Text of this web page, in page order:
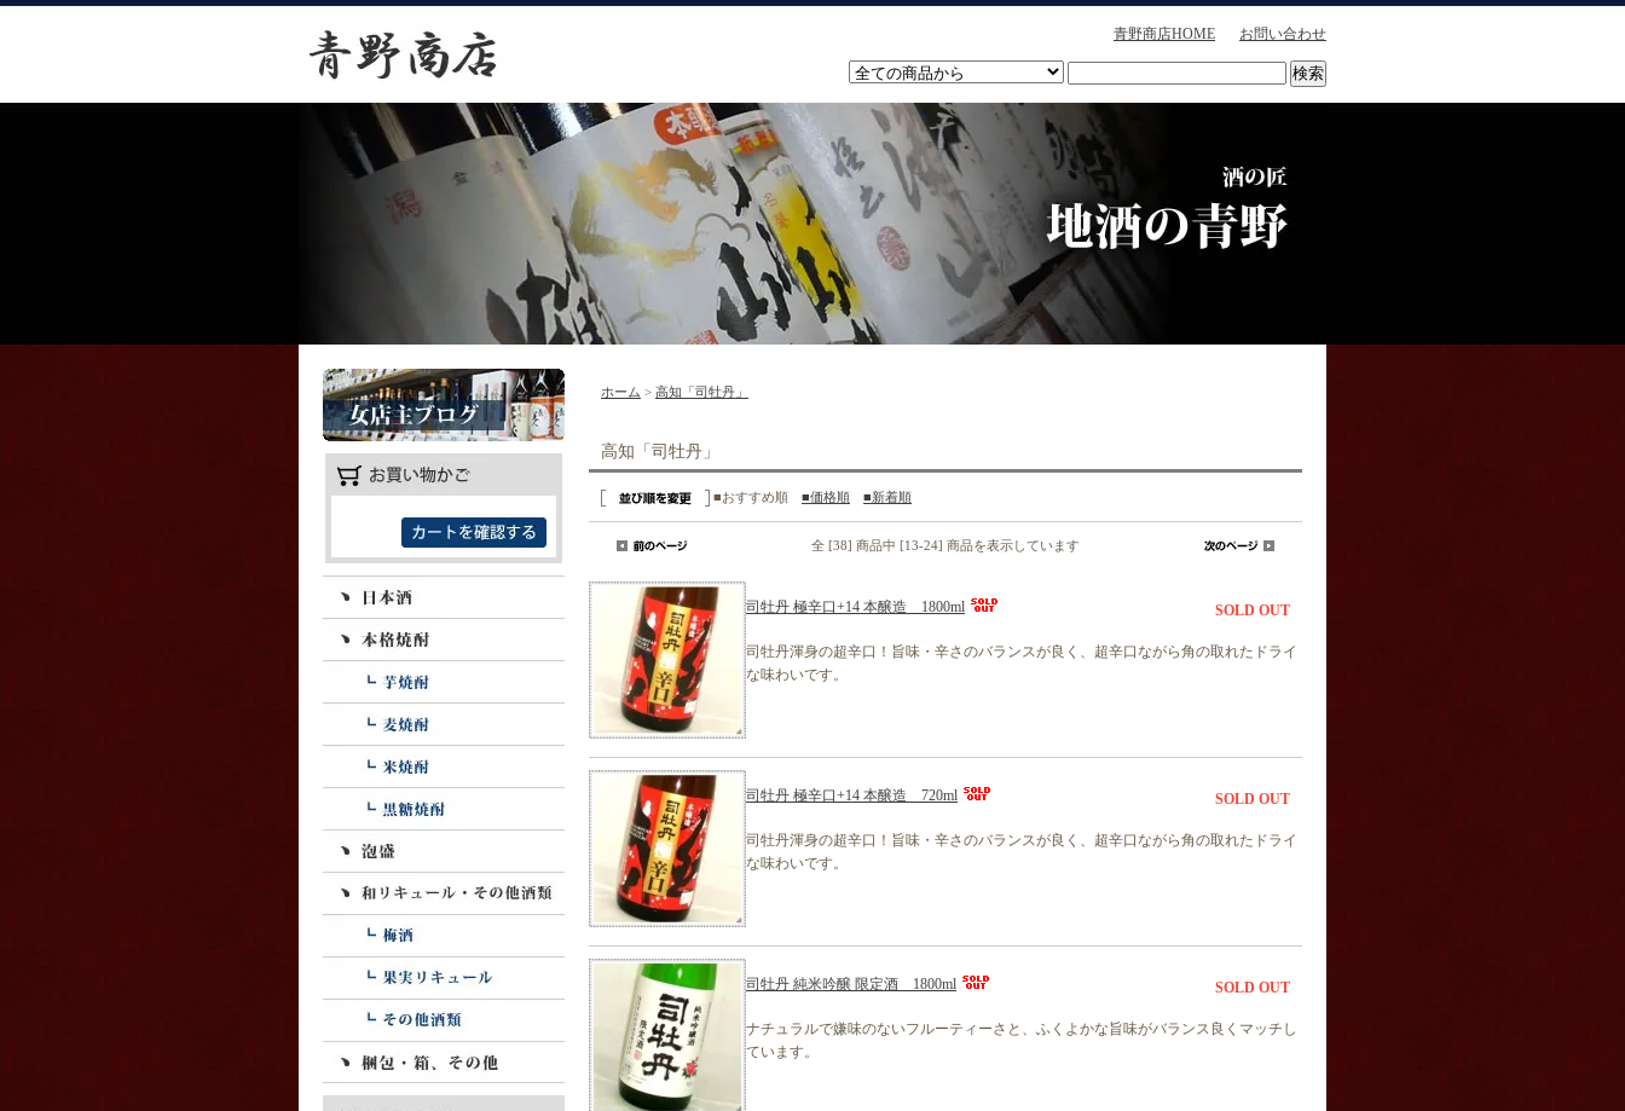
青野商店HOME お問い合わせ
ホーム > 高知「司牡丹」
高知「司牡丹」
■おすすめ順 ■価格順 ■新着順
全 [38] 商品中 [13-24] 商品を表示しています
司牡丹 極辛口+14 本醸造 1800ml SOLD OUT
司牡丹渾身の超辛口！旨味・辛さのバランスが良く、超辛口ながら角の取れたドライ
な味わいです。
司牡丹 極辛口+14 本醸造 720ml SOLD OUT
司牡丹渾身の超辛口！旨味・辛さのバランスが良く、超辛口ながら角の取れたドライ
な味わいです。
司牡丹 純米吟醸 限定酒 1800ml SOLD OUT
ナチュラルで嫌味のないフルーティーさと、ふくよかな旨味がバランス良くマッチし
ています。